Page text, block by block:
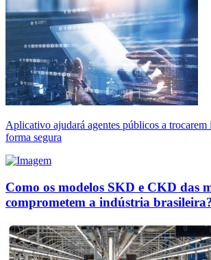
Aplicativo ajudará agentes públicos a trocarem
forma segura
Como os modelos SKD e CKD das
comprometem a indústria